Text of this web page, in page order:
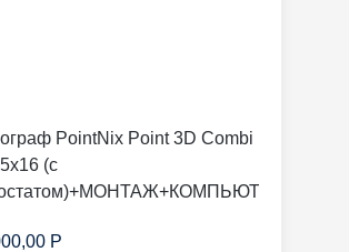
PointNix Point 3D Combi
(с
Р